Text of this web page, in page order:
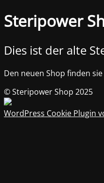
Steripower
Dies ist der alte
Den neuen Shop finden
© Steripower Shop 2025
WordPress Cookie Plugin